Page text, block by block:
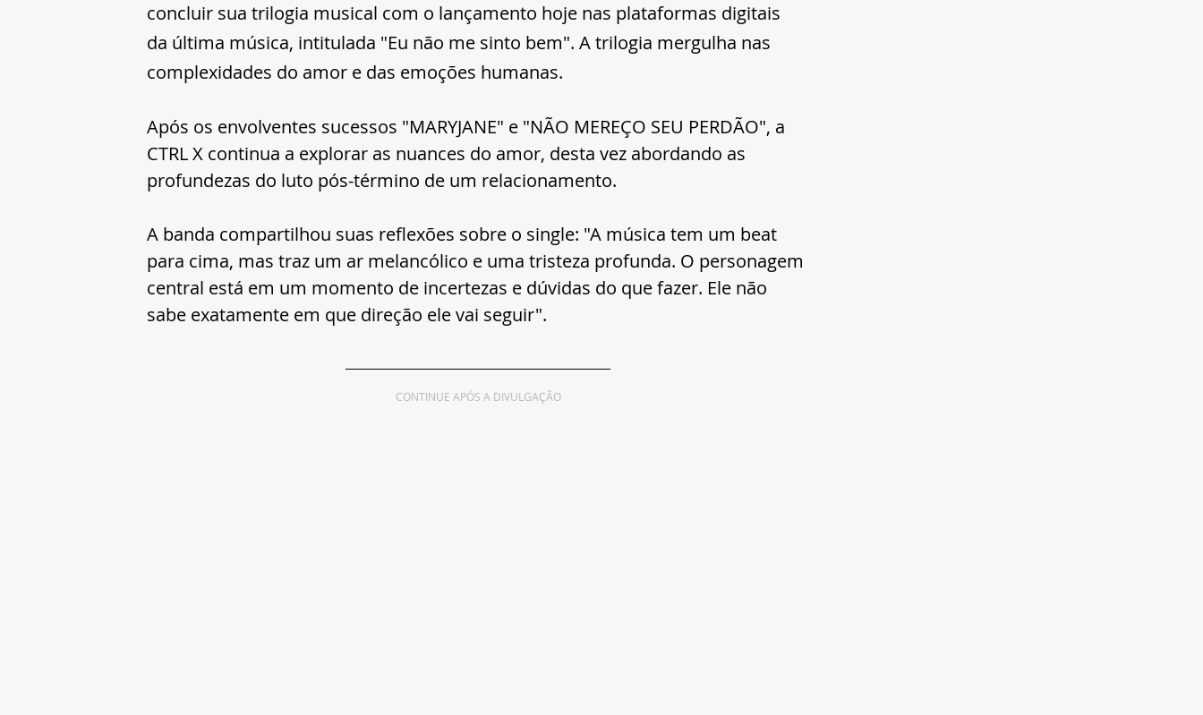
concluir sua trilogia musical com o lançamento hoje nas plataformas digitais
da última música, intitulada "Eu não me sinto bem". A trilogia mergulha nas
complexidades do amor e das emoções humanas.
Após os envolventes sucessos "MARYJANE" e "NÃO MEREÇO SEU PERDÃO", a
CTRL X continua a explorar as nuances do amor, desta vez abordando as
profundezas do luto pós-término de um relacionamento.
A banda compartilhou suas reflexões sobre o single: "A música tem um beat
para cima, mas traz um ar melancólico e uma tristeza profunda. O personagem
central está em um momento de incertezas e dúvidas do que fazer. Ele não
sabe exatamente em que direção ele vai seguir".
CONTINUE APÓS A DIVULGAÇÃO